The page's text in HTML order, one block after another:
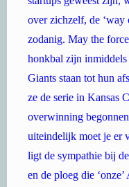
over zichzelf, de ‘way
zodanig. May the
honkbal zijn inmiddels
Giants staan tot hun
ze de serie in Kansas
overwinning
uiteindelijk moet je er
ligt de sympathie bij
en de ploeg die